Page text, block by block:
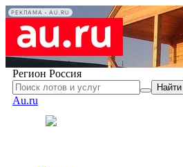
РЕКЛАМА • AU.RU
Регион Россия
Найти
Au.ru